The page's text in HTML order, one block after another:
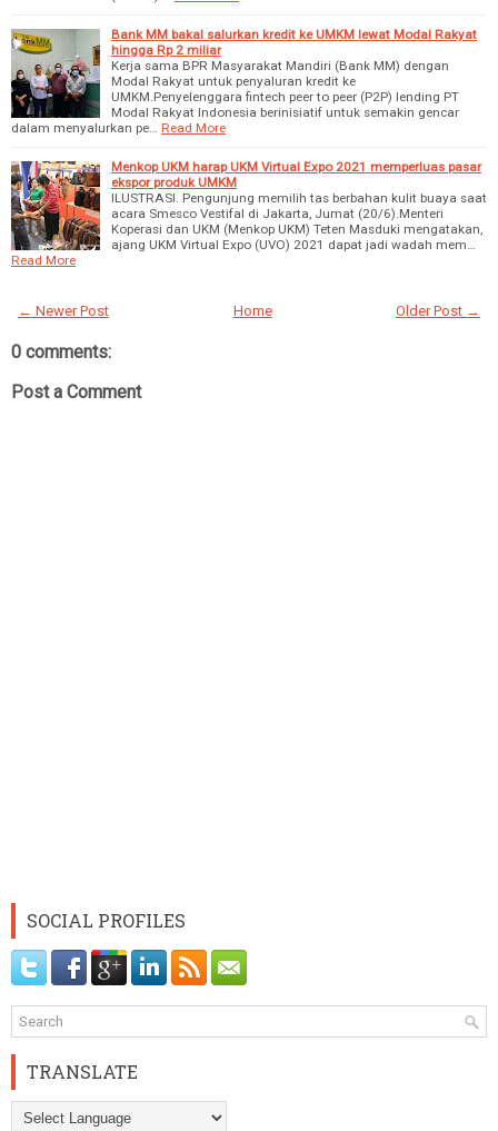
Bank MM bakal salurkan kredit ke UMKM lewat Modal Rakyat
hingga Rp 2 miliar
Kerja sama BPR Masyarakat Mandiri (Bank MM) dengan
Modal Rakyat untuk penyaluran kredit ke
UMKM.Penyelenggara fintech peer to peer (P2P) lending PT
Modal Rakyat Indonesia berinisiatif untuk semakin gencar
dalam menyalurkan pe…
Read More
Menkop UKM harap UKM Virtual Expo 2021 memperluas pasar
ekspor produk UMKM
ILUSTRASI. Pengunjung memilih tas berbahan kulit buaya saat
acara Smesco Vestifal di Jakarta, Jumat (20/6).Menteri
Koperasi dan UKM (Menkop UKM) Teten Masduki mengatakan,
ajang UKM Virtual Expo (UVO) 2021 dapat jadi wadah mem…
Read More
← Newer Post Older Post →
Home
0 comments:
Post a Comment
SOCIAL PROFILES
TRANSLATE